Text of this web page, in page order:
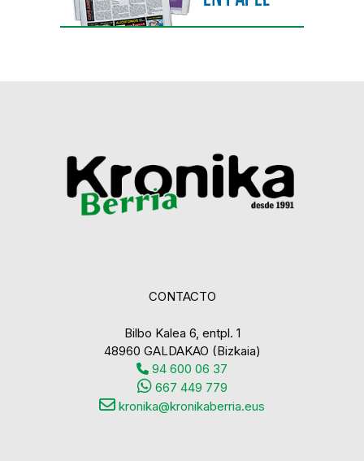
CONTACTO
Bilbo Kalea 6, entpl. 1
48960 GALDAKAO (Bizkaia)
94 600 06 37
667 449 779
kronika@kronikaberria.eus